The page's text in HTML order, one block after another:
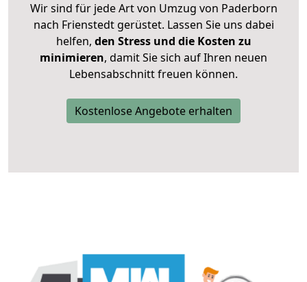
Wir sind für jede Art von Umzug von Paderborn
nach Frienstedt gerüstet. Lassen Sie uns dabei
helfen, den Stress und die Kosten zu
minimieren, damit Sie sich auf Ihren neuen
Lebensabschnitt freuen können.
Kostenlose Angebote erhalten